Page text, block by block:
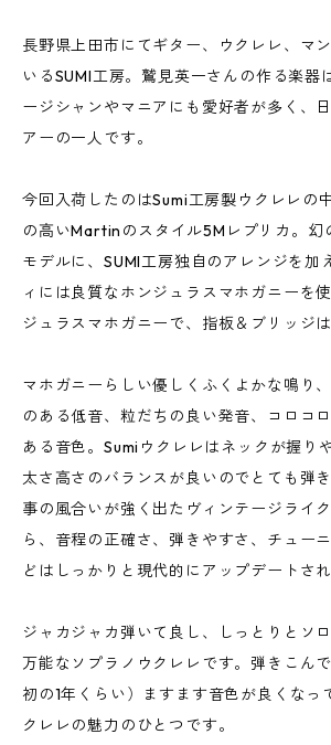
長野県上田市にてギター、ウクレレ、マ
いるSUMI工房。鷲見英一さんの作る楽器
ージシャンやマニアにも愛好者が多く、
アーの一人です。
今回入荷したのはSumi工房製ウクレレの
の高いMartinのスタイル5Mレプリカ。
モデルに、SUMI工房独自のアレンジを加
ィには良質なホンジュラスマホガニーを
ジュラスマホガニーで、指板＆ブリッジ
マホガニーらしい優しくふくよかな鳴り
のある低音、粒だちの良い発音、コロコ
ある音色。Sumiウクレレはネックが握り
太さ高さのバランスが良いのでとても弾
事の風合いが強く出たヴィンテージライ
ら、音程の正確さ、弾きやすさ、チュー
どはしっかりと現代的にアップデートされ
ジャカジャカ弾いて良し、しっとりとソ
万能なソプラノウクレレです。弾きこん
初の1年くらい）ますます音色が良くなっ
クレレの魅力のひとつです。